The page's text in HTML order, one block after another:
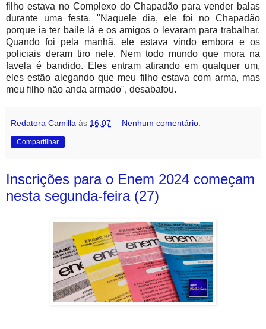
filho estava no Complexo do Chapadão para vender balas
durante uma festa. "Naquele dia, ele foi no Chapadão
porque ia ter baile lá e os amigos o levaram para trabalhar.
Quando foi pela manhã, ele estava vindo embora e os
policiais deram tiro nele. Nem todo mundo que mora na
favela é bandido. Eles entram atirando em qualquer um,
eles estão alegando que meu filho estava com arma, mas
meu filho não anda armado", desabafou.
Redatora Camilla às 16:07 Nenhum comentário:
Compartilhar
Inscrições para o Enem 2024 começam
nesta segunda-feira (27)